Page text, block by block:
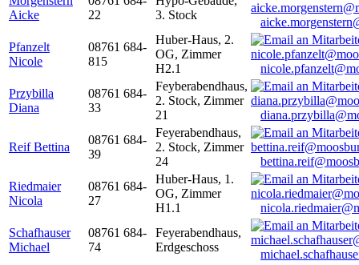
Aicke
22
3. Stock
Pfanzelt
Nicole
08761 684-
815
Huber-Haus, 2.
OG, Zimmer
H2.1
Przybilla
Diana
08761 684-
33
Feyberabendhaus,
2. Stock, Zimmer
21
Reif Bettina
08761 684-
39
Feyerabendhaus,
2. Stock, Zimmer
24
Riedmaier
Nicola
08761 684-
27
Huber-Haus, 1.
OG, Zimmer
H1.1
Schafhauser
Michael
08761 684-
74
Feyerabendhaus,
Erdgeschoss